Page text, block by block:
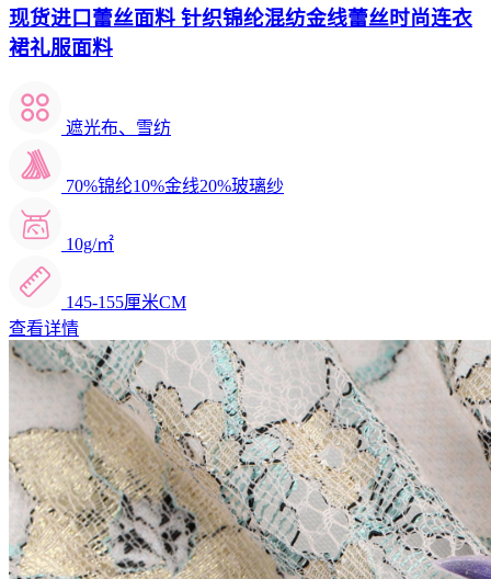
现货进口蕾丝面料 针织锦纶混纺金线蕾丝时尚连衣
裙礼服面料
遮光布、雪纺
70%锦纶10%金线20%玻璃纱
10g/㎡
145-155厘米CM
查看详情